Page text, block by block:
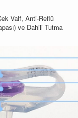
Valf, Anti-Reflü
ve Dahili Tutma